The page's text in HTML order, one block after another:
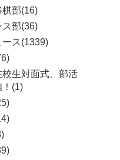
棋部(16)
部(36)
ス(1339)
校生対面式、部活
！(1)